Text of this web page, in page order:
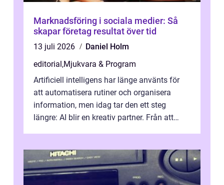
Marknadsföring i sociala medier: Så
skapar företag resultat över tid
13 juli 2026
Daniel Holm
editorial ,Mjukvara & Program
Artificiell intelligens har länge använts för
att automatisera rutiner och organisera
information, men idag tar den ett steg
längre: AI blir en kreativ partner. Från att